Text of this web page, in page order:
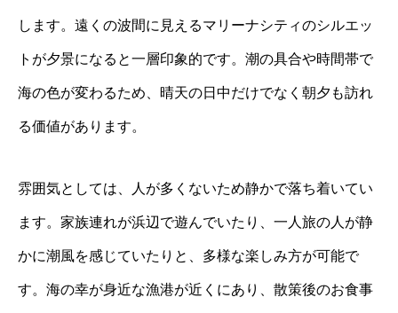
します。遠くの波間に見えるマリーナシティのシルエッ
トが夕景になると一層印象的です。潮の具合や時間帯で
海の色が変わるため、晴天の日中だけでなく朝夕も訪れ
る価値があります。
雰囲気としては、人が多くないため静かで落ち着いてい
ます。家族連れが浜辺で遊んでいたり、一人旅の人が静
かに潮風を感じていたりと、多様な楽しみ方が可能で
す。海の幸が身近な漁港が近くにあり、散策後のお食事